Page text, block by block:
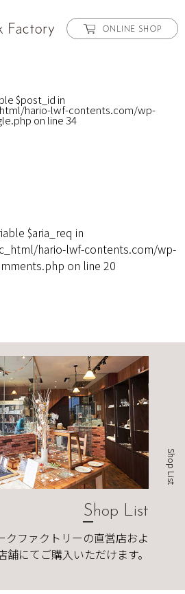
ONLINE SHOP
$post_id in
hario-lwf-contents.com/wp-
on line34
$aria_req in
hario-lwf-contents.com/wp-
on line 20
Shop List
Shop List
クファクトリーの直営店およ
舗にてご購入いただけます。